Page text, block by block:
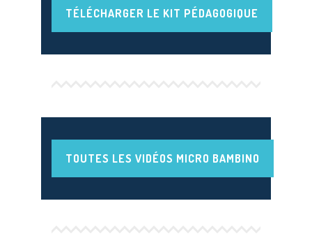
TÉLÉCHARGER LE KIT PÉDAGOGIQUE
TOUTES LES VIDÉOS MICRO BAMBINO